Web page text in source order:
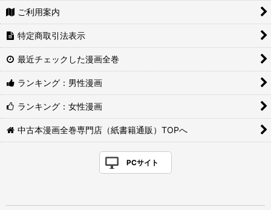
ご利用案内
特定商取引法表示
最近チェックした漫画全巻
ランキング：男性漫画
ランキング：女性漫画
中古本漫画全巻専門店（紙書籍通販）TOPへ
PCサイト